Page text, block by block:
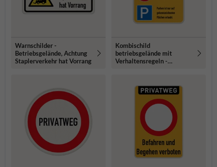
Warnschilder -
Betriebsgelände, Achtung
Staplerverkehr hat Vorrang
Kombischild
betriebsgelände mit
Verhaltensregeln -